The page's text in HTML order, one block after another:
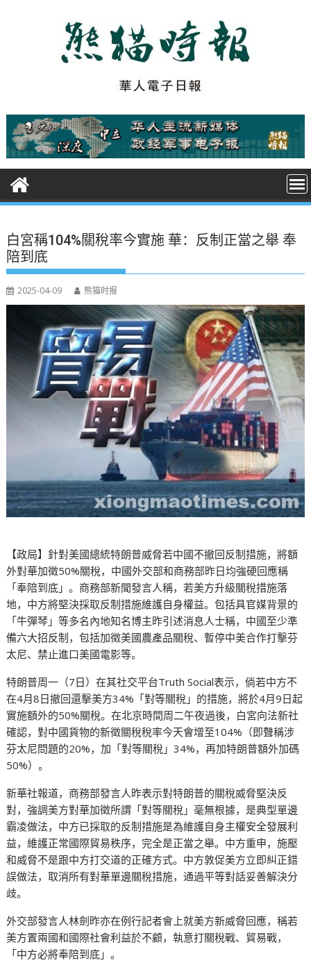
t
白宮稱104%關稅率今實施 華：反制正當之舉 奉
陪到底
2025-04-09 熊猫时报
【政局】針對美國總統特朗普威脅若中國不撤回反制措施，將額
外對華加徵50%關稅，中國外交部和商務部昨日均強硬回應稱
「奉陪到底」。商務部新聞發言人稱，若美方升級關稅措施落
地，中方將堅決採取反制措施維護自身權益。包括具官媒背景的
「牛彈琴」等多名內地知名博主昨引述消息人士稱，中國至少準
備六大招反制，包括加徵美國農產品關稅、暫停中美合作打擊芬
太尼、禁止進口美國電影等。
特朗普周一（7日）在其社交平台Truth Social表示，倘若中方不
在4月8日撤回還擊美方34%「對等關稅」的措施，將於4月9日起
實施額外的50%關稅。在北京時間周二午夜過後，白宮向法新社
確認，對中國貨物的新徵關稅稅率今天會增至104%（即聲稱涉
芬太尼問題的20%，加「對等關稅」34%，再加特朗普額外加碼
50%）。
新華社報道，商務部發言人昨表示對特朗普的關稅威脅堅決反
對，強調美方對華加徵所謂「對等關稅」毫無根據，是典型單邊
霸凌做法，中方已採取的反制措施是為維護自身主權安全發展利
益，維護正常國際貿易秩序，完全是正當之舉。中方重申，施壓
和威脅不是跟中方打交道的正確方式。中方敦促美方立即糾正錯
誤做法，取消所有對華單邊關稅措施，通過平等對話妥善解決分
歧。
外交部發言人林劍昨亦在例行記者會上就美方新威脅回應，稱若
美方置兩國和國際社會利益於不顧，執意打關稅戰、貿易戰，
「中方必將奉陪到底」。